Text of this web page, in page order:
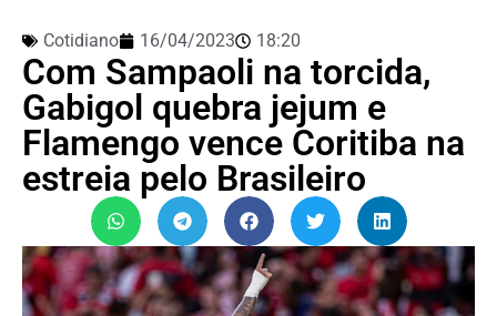
Cotidiano 16/04/2023 18:20
Com Sampaoli na torcida,
Gabigol quebra jejum e
Flamengo vence Coritiba na
estreia pelo Brasileiro